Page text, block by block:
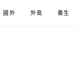
國外 外島 養生